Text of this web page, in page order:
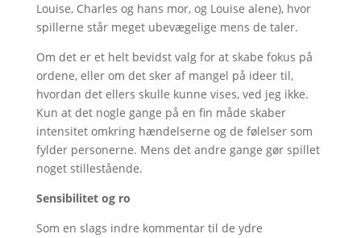
Louise, Charles og hans mor, og Louise alene), hvor
spillerne står meget ubevægelige mens de taler.
Om det er et helt bevidst valg for at skabe fokus på
ordene, eller om det sker af mangel på ideer til,
hvordan det ellers skulle kunne vises, ved jeg ikke.
Kun at det nogle gange på en fin måde skaber
intensitet omkring hændelserne og de følelser som
fylder personerne. Mens det andre gange gør spillet
noget stillestående.
Sensibilitet og ro
Som en slags indre kommentar til de ydre